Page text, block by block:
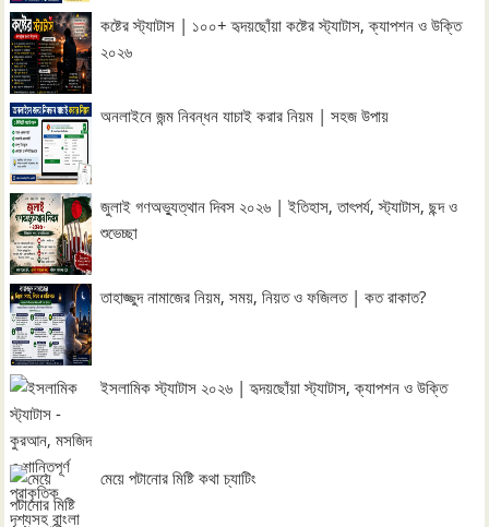
কষ্টের স্ট্যাটাস | ১০০+ হৃদয়ছোঁয়া কষ্টের স্ট্যাটাস, ক্যাপশন ও উক্তি
২০২৬
অনলাইনে জন্ম নিবন্ধন যাচাই করার নিয়ম | সহজ উপায়
জুলাই গণঅভ্যুত্থান দিবস ২০২৬ | ইতিহাস, তাৎপর্য, স্ট্যাটাস, ছন্দ ও
শুভেচ্ছা
তাহাজ্জুদ নামাজের নিয়ম, সময়, নিয়ত ও ফজিলত | কত রাকাত?
ইসলামিক স্ট্যাটাস ২০২৬ | হৃদয়ছোঁয়া স্ট্যাটাস, ক্যাপশন ও উক্তি
মেয়ে পটানোর মিষ্টি কথা চ্যাটিং